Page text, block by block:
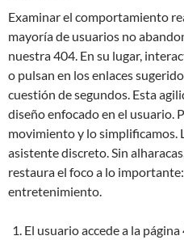
Examinar el comportamiento
mayoría de usuarios no
nuestra 404. En su lugar,
o pulsan en los enlaces
cuestión de segundos. Esta
diseño enfocado en el usuario.
movimiento y lo simplificamos.
asistente discreto. Sin
restaura el foco a lo
entretenimiento.
El usuario accede a la